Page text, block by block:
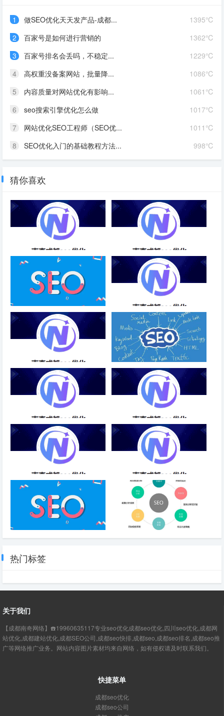
1395℃
1
做SEO优化天天发产品-成都...
1362℃
2
百家号是如何进行营销的
1229℃
3
百家号排名会丢吗，不稳定...
1086℃
4
高权重没备案网站，批量降...
1061℃
5
内容质量对网站优化有影响...
1017℃
6
seo搜索引擎优化怎么做
1011℃
7
网站优化SEO工程师（SEO优...
998℃
8 SEO优化入门的基础教程方法...
猜你喜欢
SEO优化是目前企业推广引流的
方法-成都SEO
口碑好SEO优化需求-成都SEO
泛目录秒收录，又可以促进收录
了吗？
SEO页面优化方法行业推广-成
都SEO
移动端SEO页面优化-成都SEO 什么因素会影响蜘蛛的抓取
SEO优化的具体流程-成都SEO
白帽SEO手法进行优化-成都
SEO
搜索引擎优化艺术-成都SEO
SEO外包优化服务商排名-成都
热门标签
关于我们
【成都南奇网络】☎️19960635117专业seo优化成都seo优化,四川seo优化,成都网
站优化,成都建站优化,成都SEO公司,成都seo快排,成都seo,成都seo排名,成都seo推
广等网络推广业务。网站内容图片素材均来自网络，如有侵权请及时联系我们。
快捷菜单
成都seo优化
成都seo公司